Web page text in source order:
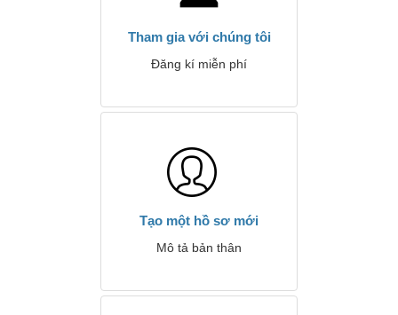
Tham gia với chúng tôi
Đăng kí miễn phí
Tạo một hồ sơ mới
Mô tả bản thân